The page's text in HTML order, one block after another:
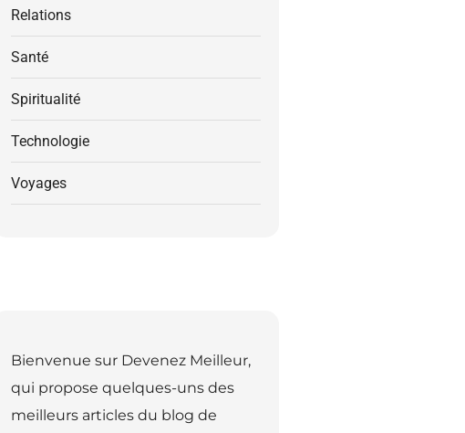
Relations
Santé
Spiritualité
Technologie
Voyages
Bienvenue sur Devenez Meilleur,
qui propose quelques-uns des
meilleurs articles du blog de